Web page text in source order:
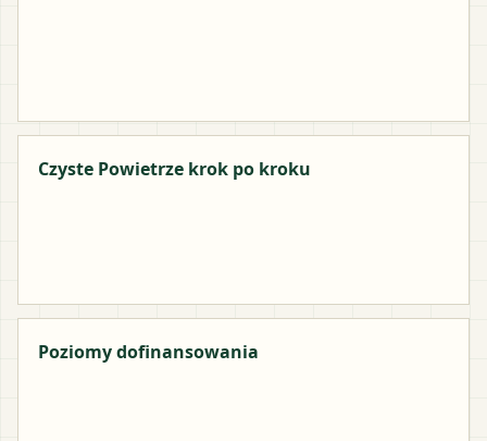
Czyste Powietrze krok po kroku
Poziomy dofinansowania